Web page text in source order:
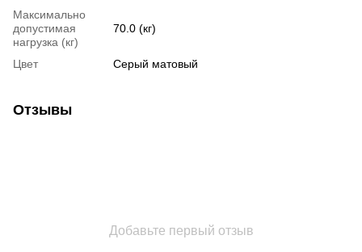
Максимально
допустимая
нагрузка (кг)
70.0 (кг)
Цвет Серый матовый
Отзывы
Добавьте первый отзыв